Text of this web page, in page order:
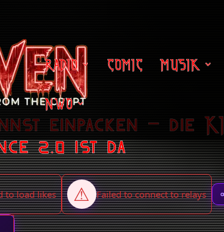
RADIO COMIC MUSIK
NWO
einpacken – die KI
2.0 ist da